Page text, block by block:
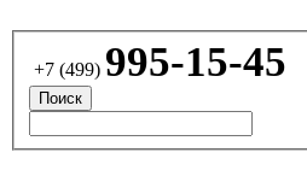
+7 (499) 995-15-45